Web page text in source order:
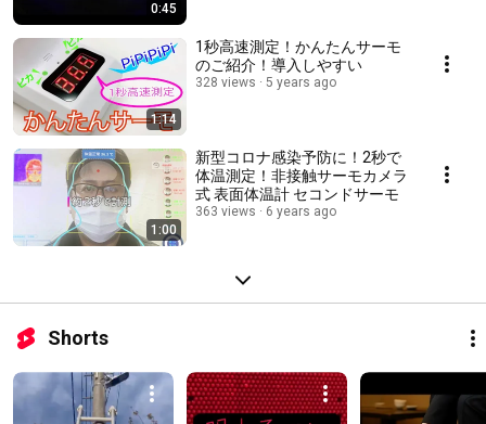
0:45
1:14
1秒高速測定！かんたんサーモ
のご紹介！導入しやすい
328 views 5 years ago
1:00
新型コロナ感染予防に！2秒で
体温測定！非接触サーモカメラ
式 表面体温計 セコンドサーモ
363 views 6 years ago
Shorts